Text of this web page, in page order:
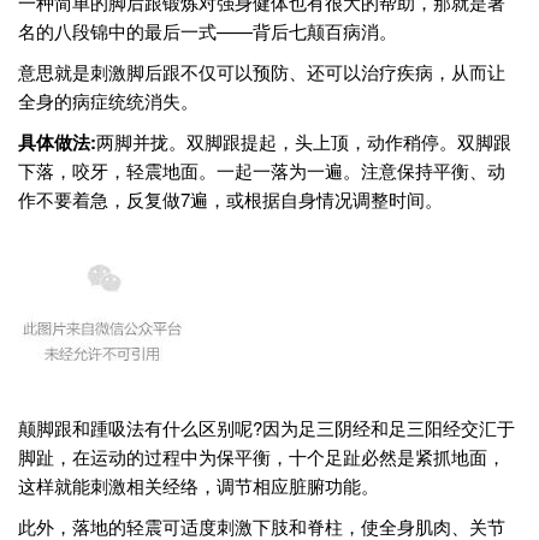
名的八段锦中的最后一式——背后七颠百病消。
意思就是刺激脚后跟不仅可以预防、还可以治疗疾病，从而让
全身的病症统统消失。
具体做法:两脚并拢。双脚跟提起，头上顶，动作稍停。双脚跟
下落，咬牙，轻震地面。一起一落为一遍。注意保持平衡、动
作不要着急，反复做7遍，或根据自身情况调整时间。
颠脚跟和踵吸法有什么区别呢?因为足三阴经和足三阳经交汇于
脚趾，在运动的过程中为保平衡，十个足趾必然是紧抓地面，
这样就能刺激相关经络，调节相应脏腑功能。
此外，落地的轻震可适度刺激下肢和脊柱，使全身肌肉、关节